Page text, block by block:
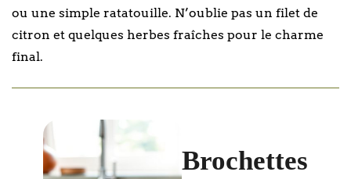
ou une simple ratatouille. N’oublie pas un filet de
citron et quelques herbes fraîches pour le charme
final.
Brochettes